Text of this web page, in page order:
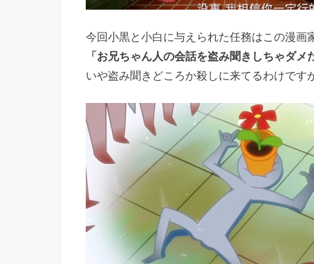
今回小黒と小白に与えられた任務はこの漫画
「お兄ちゃん人の会話を盗み聞きしちゃダメ
いや盗み聞きどころか殺しに来てるわけです